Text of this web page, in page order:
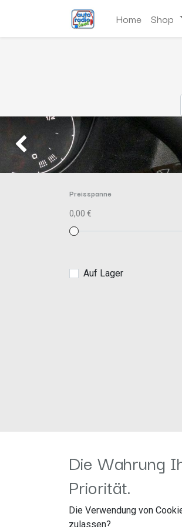
Home Shop
Zurück
Preisspanne
0,00 €
Auf Lager
Die Wahrung
Priorität.
Die Verwendung von
zulassen?